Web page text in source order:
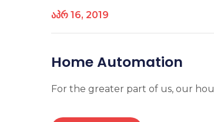
აპრ 16, 2019
Home Automation
For the greater part of us, our